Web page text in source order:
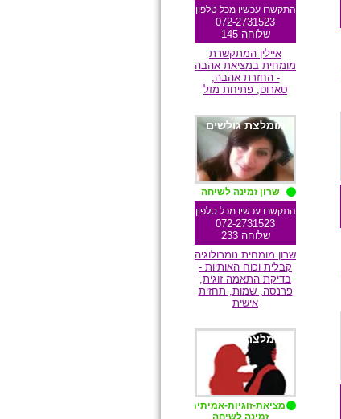
התקשרו עכשיו מכל טלפון
072-2731523
שלוחה 145
איילין המתקשרת
מומחית במציאת אהבה
- החזרת אהבה,
טארוט, פתיחת מזל
מומלצת גולשים
שרון זמינה לשיחה
התקשרו עכשיו מכל טלפון
072-2731523
שלוחה 233
שרון מומחית נומרולוגיה
קבלית וכוח האותיות -
בדיקת התאמה זוגית,
פרנסה, שמות, תחזית
אישית
מומלצת גולשים
מציאת-זוגיות-אמיתית
זמינה לשיחה